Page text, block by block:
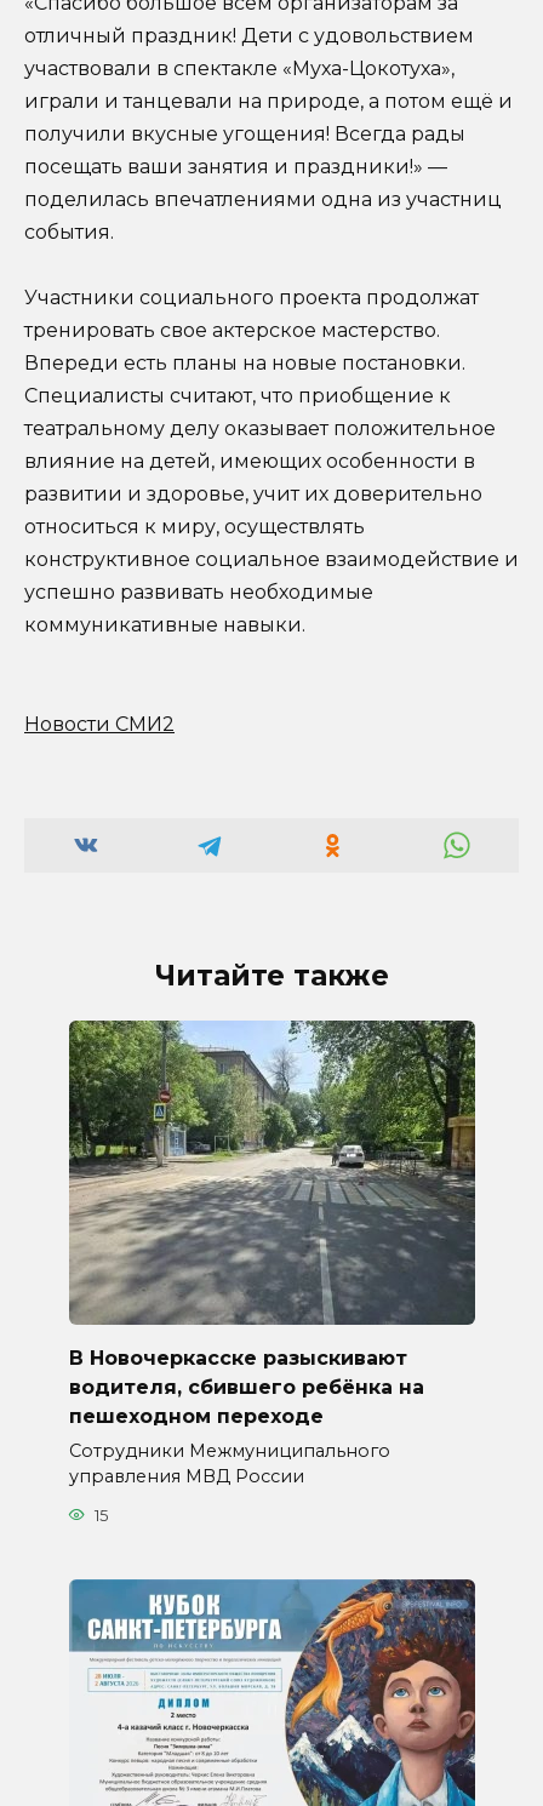
отличный праздник! Дети с удовольствием
участвовали в спектакле «Муха-Цокотуха»,
играли и танцевали на природе, а потом ещё и
получили вкусные угощения! Всегда рады
посещать ваши занятия и праздники!» —
поделилась впечатлениями одна из участниц
события.
Участники социального проекта продолжат
тренировать свое актерское мастерство.
Впереди есть планы на новые постановки.
Специалисты считают, что приобщение к
театральному делу оказывает положительное
влияние на детей, имеющих особенности в
развитии и здоровье, учит их доверительно
относиться к миру, осуществлять
конструктивное социальное взаимодействие и
успешно развивать необходимые
коммуникативные навыки.
Новости СМИ2
Читайте также
В Новочеркасске разыскивают
водителя, сбившего ребёнка на
пешеходном переходе
Сотрудники Межмуниципального
управления МВД России
15